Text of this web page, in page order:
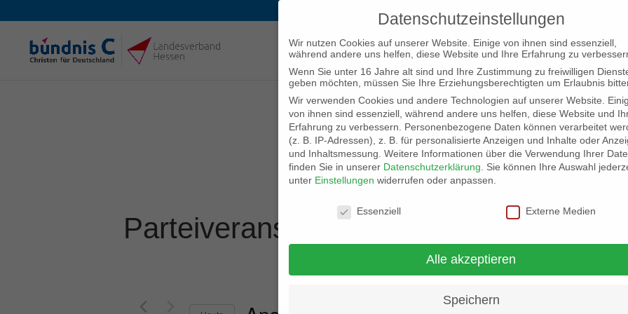
Parteiveranstaltungen
Datenschutzeinstellungen
Wir nutzen Cookies auf unserer Website. Einige von ihnen sind essenziell,
während andere uns helfen, diese Website und Ihre Erfahrung zu
Wenn Sie unter 16 Jahre alt sind und Ihre Zustimmung zu freiwilligen
geben möchten, müssen Sie Ihre Erziehungsberechtigten um Erlaubnis
Wir verwenden Cookies und andere Technologien auf unserer Website.
von ihnen sind essenziell, während andere uns helfen, diese Website und
Erfahrung zu verbessern.
Personenbezogene Daten können verarbeitet
(z. B. IP-Adressen), z. B. für personalisierte Anzeigen und Inhalte oder
und Inhaltsmessung. Weitere Informationen über die Verwendung Ihrer
finden Sie in unserer Datenschutzerklärung
Sie können Ihre Auswahl
unter Einstellungen widerrufen oder anpassen.
Essenziell
Externe Medien
Alle akzeptieren
Speichern